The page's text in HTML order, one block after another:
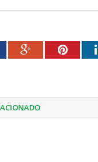
Google+